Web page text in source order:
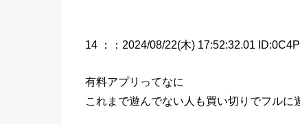
14 ： ：2024/08/22(木) 17:52:32.01
有料アプリってなに
これまで遊んでない人も買い切りでフルに